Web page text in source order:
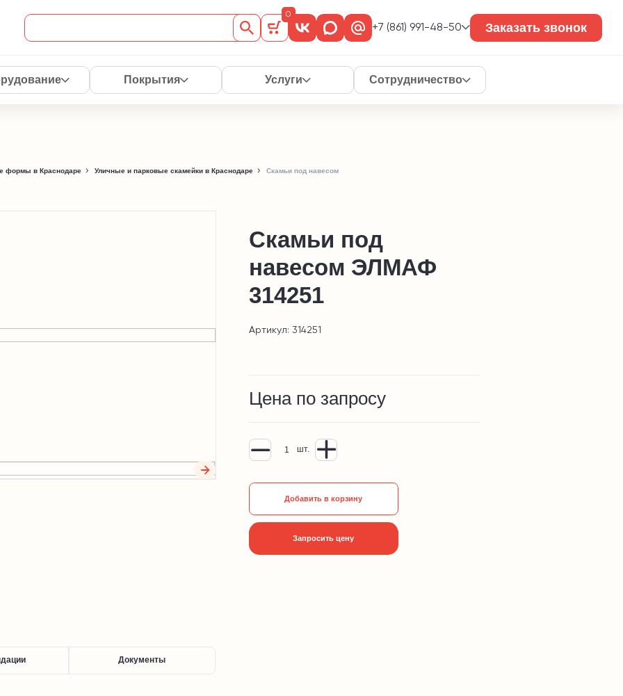
0
+7 (861) 991-48-50 Заказать звонок
Покрытия Услуги Сотрудничество
формы в Краснодаре Уличные и парковые скамейки в Краснодаре Скамьи под навесом
Скамьи под
навесом ЭЛМАФ
314251
Артикул: 314251
Цена по запросу
шт.
Добавить в корзину
Запросить цену
Документы